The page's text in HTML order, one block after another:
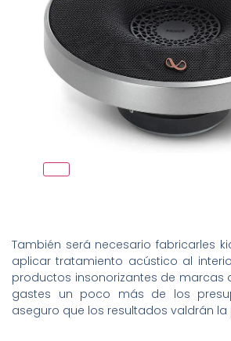
También será necesario fabricarles
aplicar tratamiento acústico al
productos insonorizantes de marcas
gastes un poco más de los
aseguro que los resultados valdrán la